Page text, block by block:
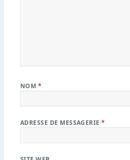
NOM *
ADRESSE DE MESSAGERIE*